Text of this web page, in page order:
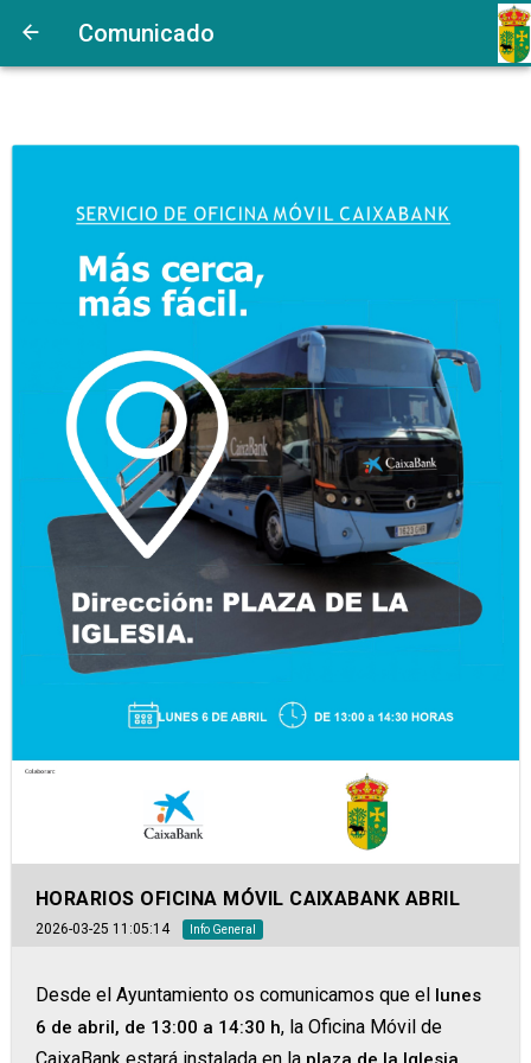
Comunicado
HORARIOS OFICINA MÓVIL CAIXABANK ABRIL
2026-03-25 11:05:14 Info General
Desde el Ayuntamiento os comunicamos que el lunes
6 de abril, de 13:00 a 14:30 h, la Oficina Móvil de